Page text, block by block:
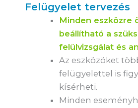
Felügyelet tervezés
Minden eszközre
beállítható a
felülvizsgálat és
Az eszközöket
felügyelettel is
kísérheti.
Minden